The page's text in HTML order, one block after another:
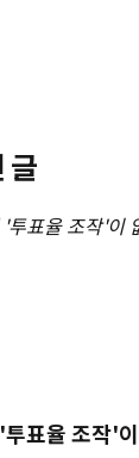
글
표율 조작'